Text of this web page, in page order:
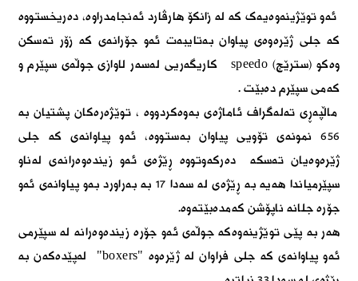
ئەو توێژینەوەیەک کە لە زانکۆ هارڤارد ئەنجامدراوە، دەریخستووە
کە جلی ژێرەوەی پیاوان بەتایبەت ئەو جۆرانەی کە زۆر تەسکن
وەکو (سترێج) speedo
کاریگەریی لەسەر لاوازی جوڵەی سپێرم و
کەمی سپێرم دەبێت.
ماڵپەڕی تەلەگراف ئاماژەى بەوەکردووە ، توێژەرەکان پشتیان بە
٦٥٦ نمونەی تۆویی پیاوان بەستووە، ئەو پیاوانەی کە جلی
ژێرەوەیان تەسکە دەرکەوتووە ڕێژەی ئەو زیندەوەرانەی لەناو
سپێرمیاندا هەیە بە ڕێژەی لە سەدا ١٧ بە بەراورد بەو پیاوانەی ئەو
جۆرە جلانە ناپۆشن کەمدەبێتەوە.
هەر بە پێی توێژینەوەکە جوڵەی ئەو جۆرە زیندەوەرانە لە سپێرمی
ئەو پیاوانەی کە جلی فراوان لە ژێرەوە "boxers" لەپێدەکەن بە